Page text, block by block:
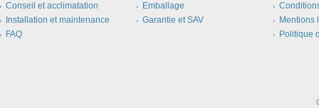
Conseil et acclimatation
Installation et maintenance
FAQ
Emballage
Garantie et SAV
Mentions
Politique